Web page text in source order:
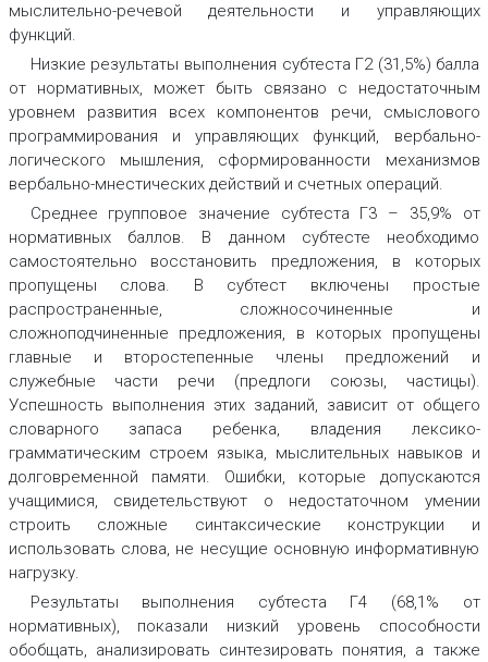
мыслительно-речевой деятельности и управляющих
функций.
Низкие результаты выполнения субтеста Г2 (31,5%) балла
от нормативных, может быть связано с недостаточным
уровнем развития всех компонентов речи, смыслового
программирования и управляющих функций, вербально-
логического мышления, сформированности механизмов
вербально-мнестических действий и счетных операций.
Среднее групповое значение субтеста Г3 – 35,9% от
нормативных баллов. В данном субтесте необходимо
самостоятельно восстановить предложения, в которых
пропущены слова. В субтест включены простые
распространенные, сложносочиненные и
сложноподчиненные предложения, в которых пропущены
главные и второстепенные члены предложений и
служебные части речи (предлоги союзы, частицы).
Успешность выполнения этих заданий, зависит от общего
словарного запаса ребенка, владения лексико-
грамматическим строем языка, мыслительных навыков и
долговременной памяти. Ошибки, которые допускаются
учащимися, свидетельствуют о недостаточном умении
строить сложные синтаксические конструкции и
использовать слова, не несущие основную информативную
нагрузку.
Результаты выполнения субтеста Г4 (68,1% от
нормативных), показали низкий уровень способности
обобщать, анализировать синтезировать понятия, а также